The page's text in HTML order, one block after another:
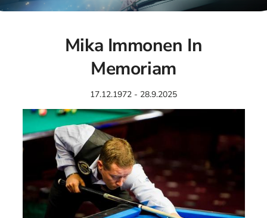
Mika Immonen In
Memoriam
17.12.1972 - 28.9.2025